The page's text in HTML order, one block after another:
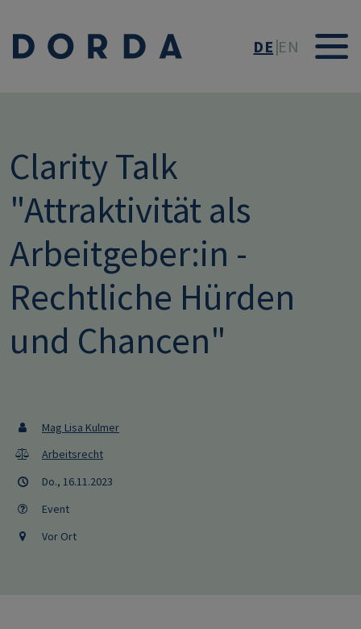
DE EN
Clarity Talk
"Attraktivität als
Arbeitgeber:in -
Rechtliche Hürden
und Chancen"
Mag Lisa Kulmer
Arbeitsrecht
Do., 16.11.2023
Event
Vor Ort